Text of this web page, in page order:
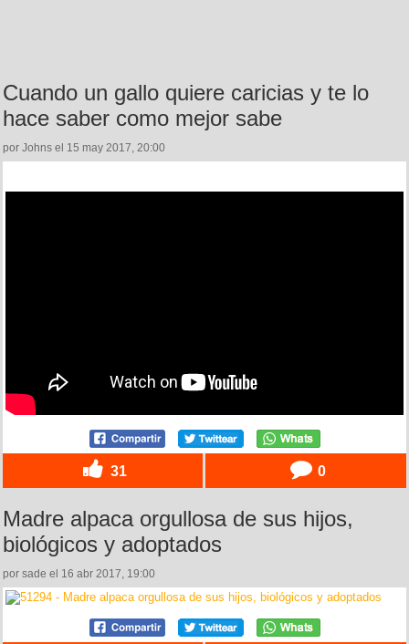
Cuando un gallo quiere caricias y te lo
hace saber como mejor sabe
por Johns el 15 may 2017, 20:00
31 0
Madre alpaca orgullosa de sus hijos,
biológicos y adoptados
por sade el 16 abr 2017, 19:00